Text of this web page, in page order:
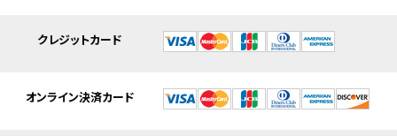
クレジットカード
オンライン決済カード